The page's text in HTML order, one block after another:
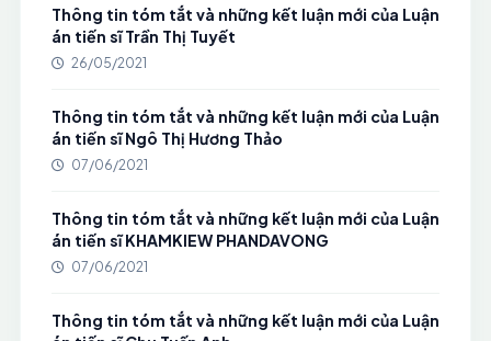
Thông tin tóm tắt và những kết luận mới của Luận
án tiến sĩ Trần Thị Tuyết
26/05/2021
Thông tin tóm tắt và những kết luận mới của Luận
án tiến sĩ Ngô Thị Hương Thảo
07/06/2021
Thông tin tóm tắt và những kết luận mới của Luận
án tiến sĩ KHAMKIEW PHANDAVONG
07/06/2021
Thông tin tóm tắt và những kết luận mới của Luận